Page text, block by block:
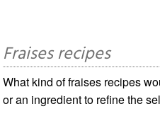
Fraises recipes
What kind of fraises recipes
or an ingredient to refine the